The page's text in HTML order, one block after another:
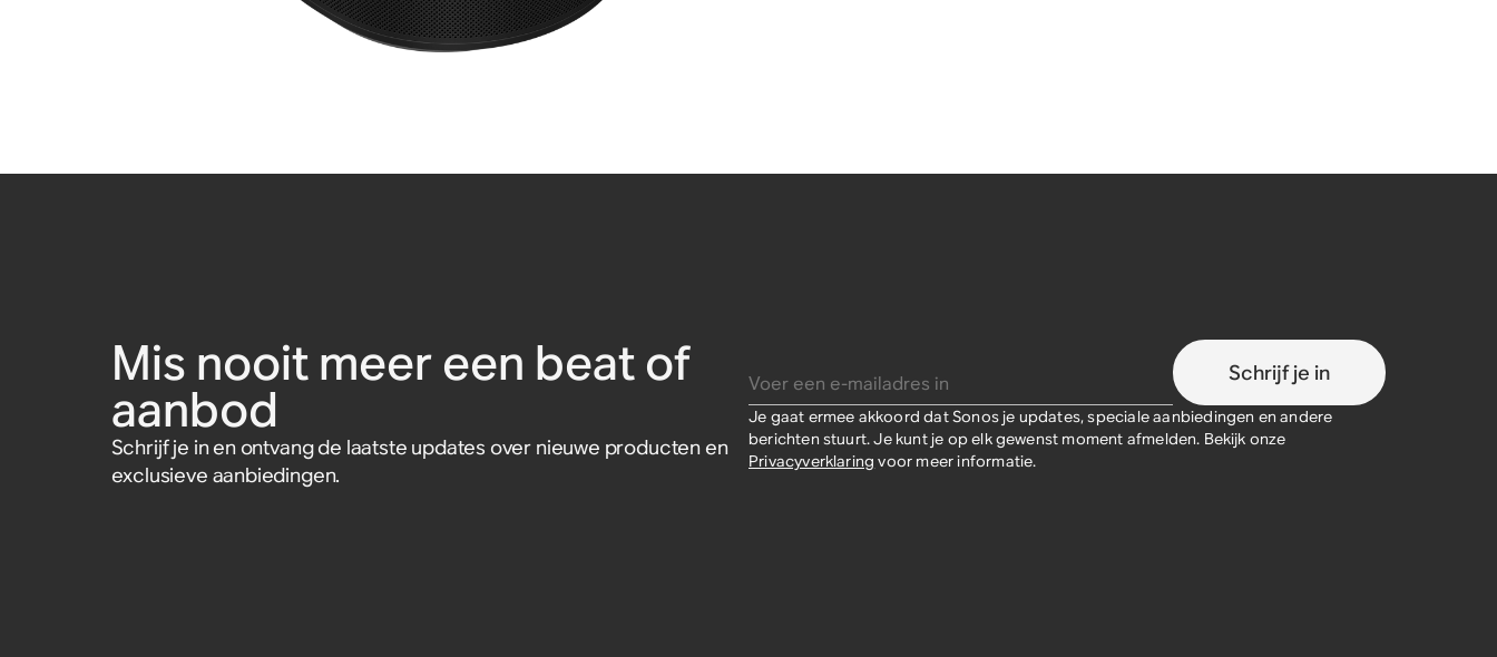
Mis nooit meer een beat of
aanbod
Schrijf je in en ontvang de laatste updates over nieuwe producten en
exclusieve aanbiedingen.
Schrijf je in
Je gaat ermee akkoord dat Sonos je updates, speciale aanbiedingen en andere
berichten stuurt. Je kunt je op elk gewenst moment afmelden. Bekijk onze
Privacyverklaring voor meer informatie.